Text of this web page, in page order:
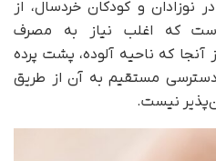
نوزادان و کودکان خردسال، از
که اغلب نیاز به مصرف
آنجا که ناحیه آلوده، پشت پرده
دسترسی مستقیم به آن از طریق
نیست.